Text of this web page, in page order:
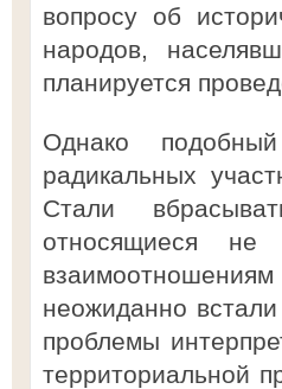
вопросу об
народов,
планируется
Однако
радикальных
Стали
относящиеся не
неожиданно
проблемы
территориальной